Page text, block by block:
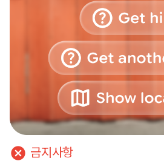
cancel 금지사항